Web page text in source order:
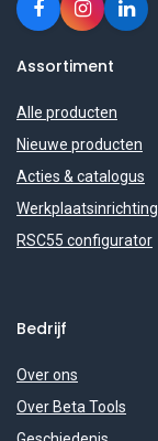
Assortiment
Alle producten
Nieuwe producten
Acties & catalogus
Werkplaatsinrichting
RSC55 configurator
Bedrijf
Over ons
Over Beta Tools